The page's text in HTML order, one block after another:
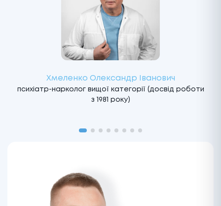
Хмеленко Олександр Іванович
психіатр-нарколог вищої категорії (досвід роботи
з 1981 року)